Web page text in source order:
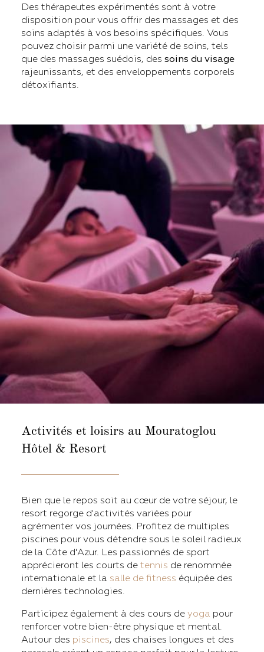
Des thérapeutes expérimentés sont à votre
disposition pour vous offrir des massages et des
soins adaptés à vos besoins spécifiques. Vous
pouvez choisir parmi une variété de soins, tels
que des massages suédois, des soins du visage
rajeunissants, et des enveloppements corporels
détoxifiants.
Activités et loisirs au Mouratoglou
Hôtel & Resort
Bien que le repos soit au cœur de votre séjour, le
resort regorge d'activités variées pour
agrémenter vos journées. Profitez de multiples
piscines pour vous détendre sous le soleil radieux
de la Côte d'Azur. Les passionnés de sport
apprécieront les courts de tennis de renommée
internationale et la salle de fitness équipée des
dernières technologies.
Participez également à des cours de yoga pour
renforcer votre bien-être physique et mental.
Autour des piscines, des chaises longues et des